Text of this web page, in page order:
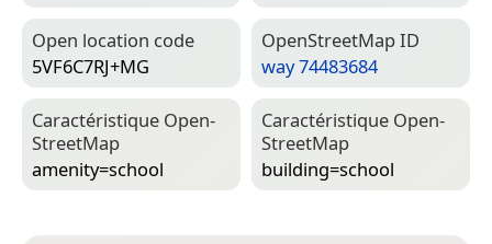
Open location code
5VF6C7RJ+MG
Open­Street­Map ID
way 74483684
Caractéristique Open­
Street­Map
amenity=­school
Caractéristique Open­
Street­Map
building=­school